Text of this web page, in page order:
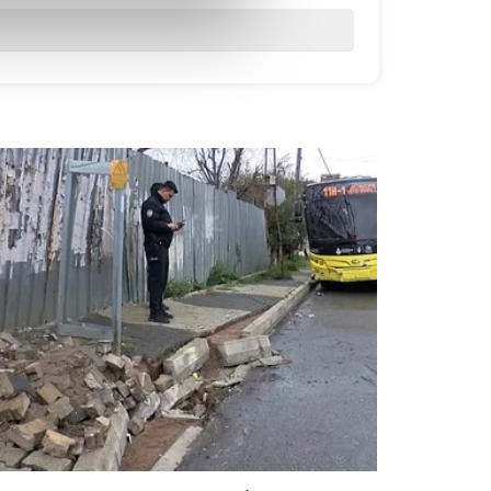
hizmetlerinin sunulması
ve sizlere yönelik
detaylı bilgi için Ayarlar
ve sitemizde ilgili